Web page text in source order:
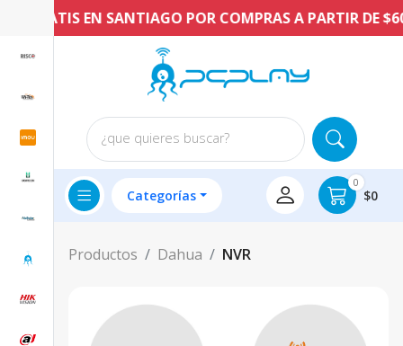
GRATIS EN SANTIAGO POR COMPRAS A PARTIR DE
¿que quieres buscar?
Categorías
0
$0
Productos Dahua NVR